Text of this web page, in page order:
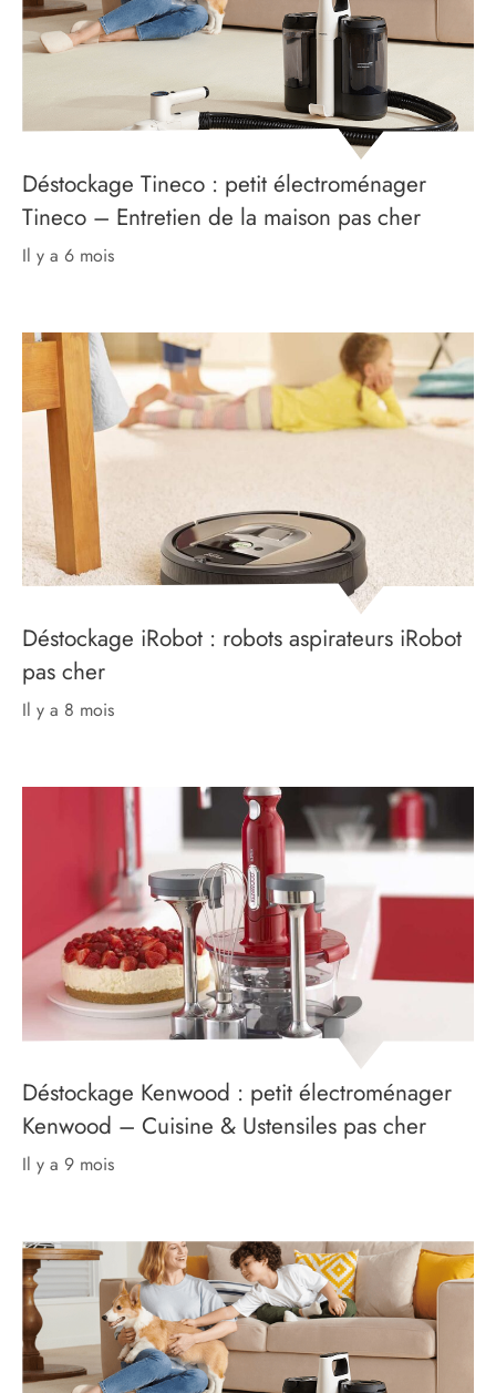
Déstockage Tineco : petit électroménager
Tineco – Entretien de la maison pas cher
il y a 6 mois
Déstockage iRobot : robots aspirateurs iRobot
pas cher
il y a 8 mois
Déstockage Kenwood : petit électroménager
Kenwood – Cuisine & Ustensiles pas cher
il y a 9 mois